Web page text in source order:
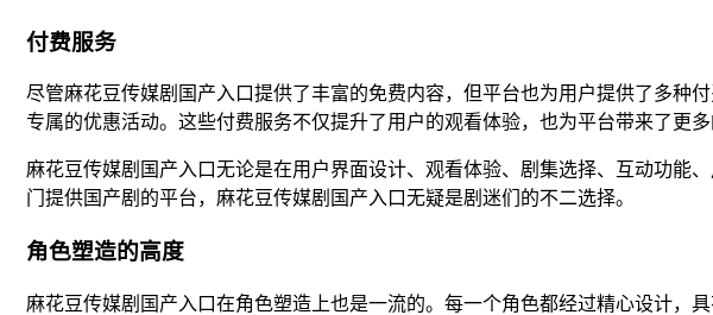
付费服务
尽管麻花豆传媒剧国产入口提供了丰富的免费内容，但平台也为用户提供了多种
专属的优惠活动。这些付费服务不仅提升了用户的观看体验，也为平台带来了更
麻花豆传媒剧国产入口无论是在用户界面设计、观看体验、剧集选择、互动功能
门提供国产剧的平台，麻花豆传媒剧国产入口无疑是剧迷们的不二选择。
角色塑造的高度
麻花豆传媒剧国产入口在角色塑造上也是一流的。每一个角色都经过精心设计，